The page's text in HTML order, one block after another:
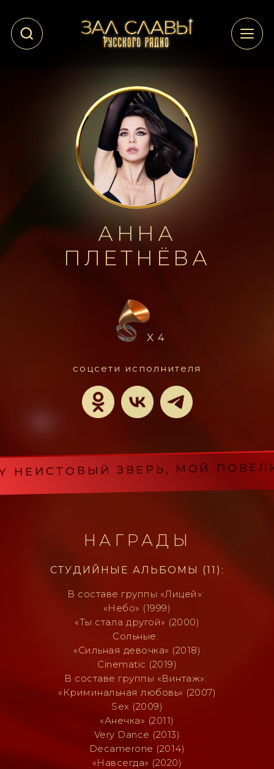
ЗВЕРЬ,
В составе группы «Винтаж»:
«Криминальная любовь» (2007)
Sex (2009)
«Анечка» (2011)
Very Dance (2013)
Decamerone (2014)
«Навсегда» (2020)
В составе группы «Лицей»:
«Небо» (1999)
«Ты стала другой» (2000)
Сольные:
«Сильная девочка» (2018)
Cinematic (2019)
СТУДИЙНЫЕ АЛЬБОМЫ (11):
НАГРАДЫ
АННА
ПЛЕТНЁВА
X 4
соцсети исполнителя